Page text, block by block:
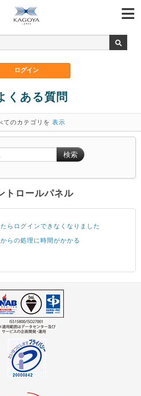
くある質問
てのカテゴリを 表示
検索
トロールパネル
らログインできなくなりました
らの処理に時間がかかる